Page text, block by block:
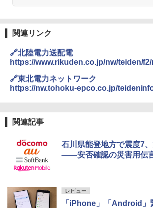
関連リンク
🔗北陸電力送配電
https://www.rikuden.co.jp/nw/teiden/
🔗東北電力ネットワーク
https://nw.tohoku-epco.co.jp/
関連記事
石川県能登地方で震度7
――安否確認の災害用伝
レビュー
「iPhone」「Android」